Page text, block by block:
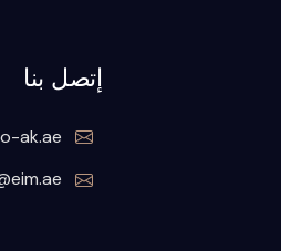
إتصل بنا
ak.ae